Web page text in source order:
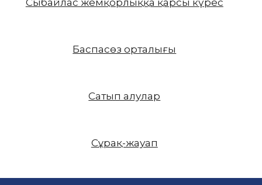
Баспасөз орталығы
Сатып алулар
Сұрақ-жауап